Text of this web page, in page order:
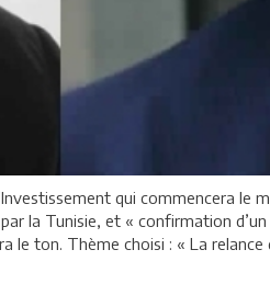
qui commencera le
la Tunisie, et « confirmation
le ton. Thème choisi : « La